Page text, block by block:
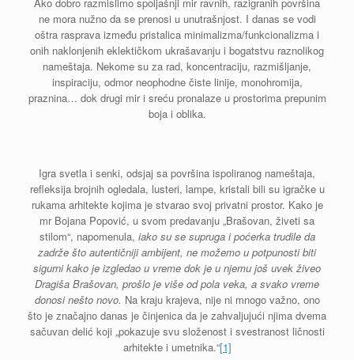
ne mora nužno da se prenosi u unutrašnjost. I danas se vodi
oštra rasprava između pristalica minimalizma/funkcionalizma i
onih naklonjenih eklektičkom ukrašavanju i bogatstvu raznolikog
nameštaja. Nekome su za rad, koncentraciju, razmišljanje,
inspiraciju, odmor neophodne čiste linije, monohromija,
praznina… dok drugi mir i sreću pronalaze u prostorima prepunim
boja i oblika.
Igra svetla i senki, odsjaj sa površina ispoliranog nameštaja,
refleksija brojnih ogledala, lusteri, lampe, kristali bili su igračke u
rukama arhitekte kojima je stvarao svoj privatni prostor. Kako je
mr Bojana Popović, u svom predavanju „Brašovan, živeti sa
stilom“, napomenula, iako su se supruga i poćerka trudile da
zadrže što autentičniji ambijent, ne možemo u potpunosti biti
sigurni kako je izgledao u vreme dok je u njemu još uvek živeo
Dragiša Brašovan, prošlo je više od pola veka, a svako vreme
donosi nešto novo. Na kraju krajeva, nije ni mnogo važno, ono
što je značajno danas je činjenica da je zahvaljujući njima dvema
sačuvan delić koji „pokazuje svu složenost i svestranost ličnosti
arhitekte i umetnika.“[1]